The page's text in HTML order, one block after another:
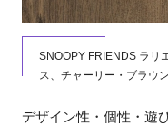
SNOOPY FRIENDS ラリ
ス、チャーリー・ブラウ
デザイン性・個性・遊